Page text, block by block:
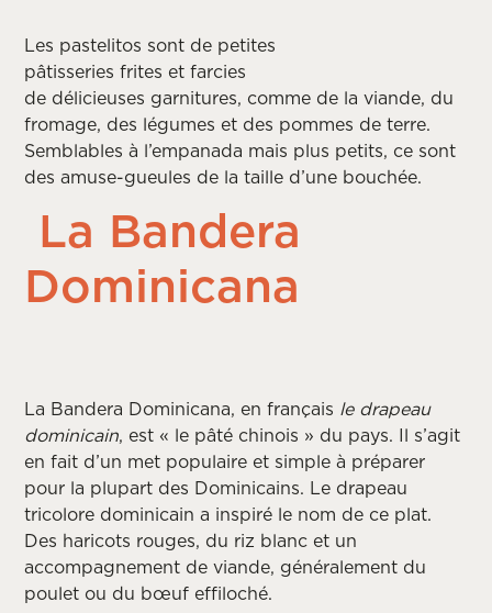
Les pastelitos sont de petites
pâtisseries frites et farcies
de délicieuses garnitures, comme de la viande, du
fromage, des légumes et des pommes de terre.
Semblables à l’empanada mais plus petits, ce sont
des amuse-gueules de la taille d’une bouchée.
La Bandera
Dominicana
La Bandera Dominicana, en français le drapeau
dominicain, est « le pâté chinois » du pays. Il s’agit
en fait d’un met populaire et simple à préparer
pour la plupart des Dominicains. Le drapeau
tricolore dominicain a inspiré le nom de ce plat.
Des haricots rouges, du riz blanc et un
accompagnement de viande, généralement du
poulet ou du bœuf effiloché.